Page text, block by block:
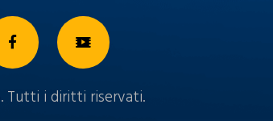
Tutti i diritti riservati.